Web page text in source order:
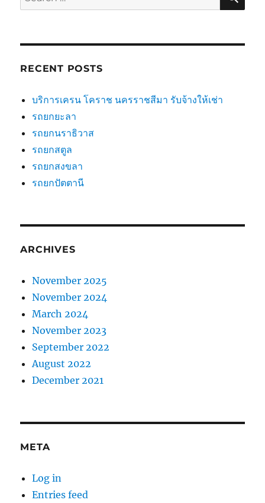
for:
RECENT POSTS
บริการเครน โคราช นครราชสีมา รับจ้างให้เช่า
รถยกยะลา
รถยกนราธิวาส
รถยกสตูล
รถยกสงขลา
รถยกปัตตานี
ARCHIVES
November 2025
November 2024
March 2024
November 2023
September 2022
August 2022
December 2021
META
Log in
Entries feed